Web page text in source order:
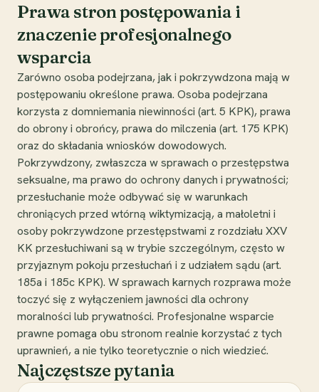
Prawa stron postępowania i
znaczenie profesjonalnego
wsparcia
Zarówno osoba podejrzana, jak i pokrzywdzona mają w
postępowaniu określone prawa. Osoba podejrzana
korzysta z domniemania niewinności (art. 5 KPK), prawa
do obrony i obrońcy, prawa do milczenia (art. 175 KPK)
oraz do składania wniosków dowodowych.
Pokrzywdzony, zwłaszcza w sprawach o przestępstwa
seksualne, ma prawo do ochrony danych i prywatności;
przesłuchanie może odbywać się w warunkach
chroniących przed wtórną wiktymizacją, a małoletni i
osoby pokrzywdzone przestępstwami z rozdziału XXV
KK przesłuchiwani są w trybie szczególnym, często w
przyjaznym pokoju przesłuchań i z udziałem sądu (art.
185a i 185c KPK). W sprawach karnych rozprawa może
toczyć się z wyłączeniem jawności dla ochrony
moralności lub prywatności. Profesjonalne wsparcie
prawne pomaga obu stronom realnie korzystać z tych
uprawnień, a nie tylko teoretycznie o nich wiedzieć.
Najczęstsze pytania